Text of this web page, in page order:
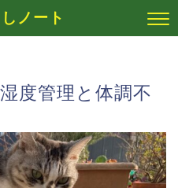
ノート
度管理と体調不